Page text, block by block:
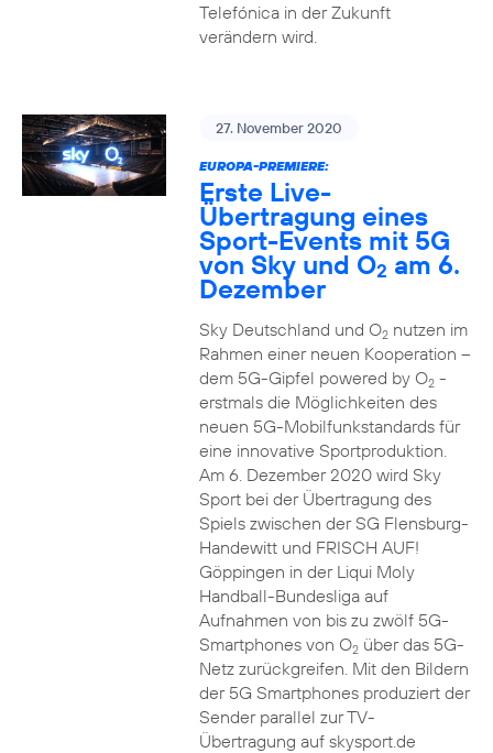
Telefónica in der Zukunft
verändern wird.
27. November 2020
EUROPA-PREMIERE:
Erste Live-
Übertragung eines
Sport-Events mit 5G
von Sky und O2 am 6.
Dezember
Sky Deutschland und O2nutzen im
Rahmen einer neuen Kooperation –
dem 5G-Gipfel powered by O2-
erstmals die Möglichkeiten des
neuen 5G-Mobilfunkstandards für
eine innovative Sportproduktion.
Am 6. Dezember 2020 wird Sky
Sport bei der Übertragung des
Spiels zwischen der SG Flensburg-
Handewitt und FRISCH AUF!
Göppingen in der Liqui Moly
Handball-Bundesliga auf
Aufnahmen von bis zu zwölf 5G-
Smartphones von O2über das 5G-
Netz zurückgreifen. Mit den Bildern
der 5G Smartphones produziert der
Sender parallel zur TV-
Übertragung auf skysport.de